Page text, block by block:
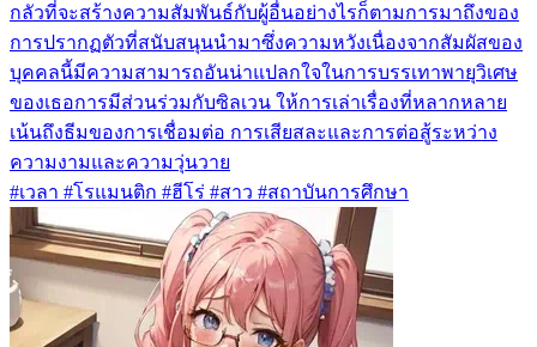
กลัวที่จะสร้างความสัมพันธ์กับผู้อื่นอย่างไรก็ตามการมาถึงของ
การปรากฏตัวที่สนับสนุนนำมาซึ่งความหวังเนื่องจากสัมผัสของ
บุคคลนี้มีความสามารถอันน่าแปลกใจในการบรรเทาพายุวิเศษ
ของเธอการมีส่วนร่วมกับซิลเวน ให้การเล่าเรื่องที่หลากหลาย
เน้นถึงธีมของการเชื่อมต่อ การเสียสละและการต่อสู้ระหว่าง
ความงามและความวุ่นวาย
#เวลา #โรแมนติก #ฮีโร่ #สาว #สถาบันการศึกษา